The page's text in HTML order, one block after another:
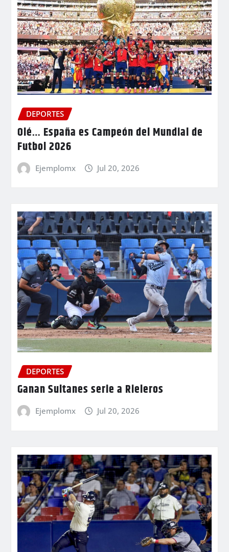
DEPORTES
Olé… España es Campeón del Mundial de
Futbol 2026
Ejemplomx Jul 20, 2026
DEPORTES
Ganan Sultanes serie a Rieleros
Ejemplomx Jul 20, 2026